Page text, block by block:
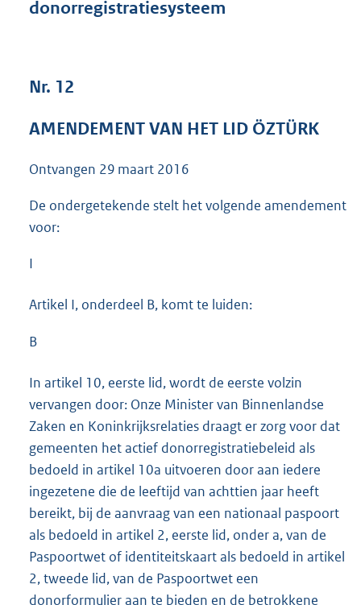
t
donorregistratiesysteem
Nr. 12
AMENDEMENT VAN HET LID ÖZTÜRK
Ontvangen 29 maart 2016
De ondergetekende stelt het volgende amendement
voor:
I
Artikel I, onderdeel B, komt te luiden:
B
In artikel 10, eerste lid, wordt de eerste volzin
vervangen door: Onze Minister van Binnenlandse
Zaken en Koninkrijksrelaties draagt er zorg voor dat
gemeenten het actief donorregistratiebeleid als
bedoeld in artikel 10a uitvoeren door aan iedere
ingezetene die de leeftijd van achttien jaar heeft
bereikt, bij de aanvraag van een nationaal paspoort
als bedoeld in artikel 2, eerste lid, onder a, van de
Paspoortwet of identiteitskaart als bedoeld in artikel
2, tweede lid, van de Paspoortwet een
donorformulier aan te bieden en de betrokkene